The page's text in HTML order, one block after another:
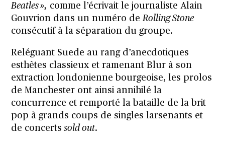
Beatles », comme l’écrivait le journaliste Alain
Gouvrion dans un numéro deRolling Stone
consécutif à la séparation du groupe.
Reléguant Suede au rang d’anecdotiques
esthètes classieux et ramenant Blur à son
extraction londonienne bourgeoise, les prolos
de Manchester ont ainsi annihilé la
concurrence et remporté la bataille de la brit
pop à grands coups de singles larsenants et
de concerts sold out.